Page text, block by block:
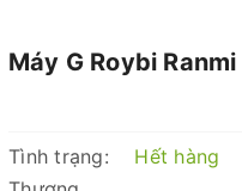
Máy G Roybi
Tình trạng:
Hết hàng